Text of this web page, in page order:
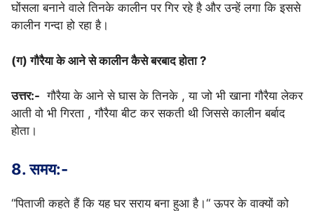
घोंसला बनाने वाले तिनके कालीन पर गिर रहे है और उन्हें लगा कि इससे
कालीन गन्दा हो रहा है।
(ग) गौरैया के आने से कालीन कैसे बरबाद होता ?
उत्तर:- गौरैया के आने से घास के तिनके , या जो भी खाना गौरैया लेकर
आती वो भी गिरता , गौरैया बीट कर सकती थी जिससे कालीन बर्बाद
होता।
8. समय:-
“पिताजी कहते हैं कि यह घर सराय बना हुआ है।“ ऊपर के वाक्यों को